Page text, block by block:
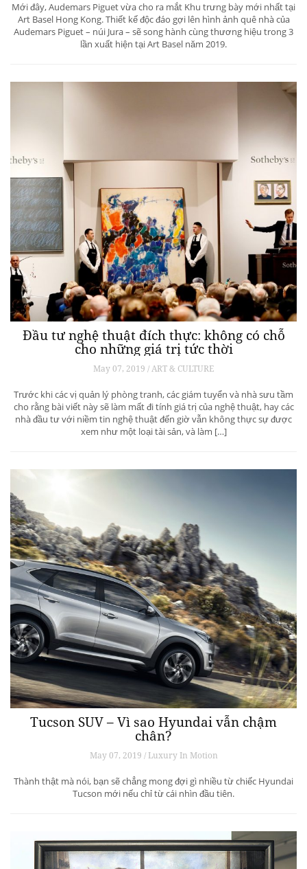
Mới đây, Audemars Piguet vừa cho ra mắt Khu trưng bày mới nhất tại
Art Basel Hong Kong. Thiết kế độc đáo gợi lên hình ảnh quê nhà của
Audemars Piguet – núi Jura – sẽ song hành cùng thương hiệu trong 3
lần xuất hiện tại Art Basel năm 2019.
Đầu tư nghệ thuật đích thực: không có chỗ
cho những giá trị tức thời
May 07, 2019 / ART & CULTURE
Trước khi các vị quản lý phòng tranh, các giám tuyển và nhà sưu tầm
cho rằng bài viết này sẽ làm mất đi tính giá trị của nghệ thuật, hay các
nhà đầu tư với niềm tin nghệ thuật đến giờ vẫn không thực sự được
xem như một loại tài sản, và làm […]
Tucson SUV – Vì sao Hyundai vẫn chậm
chân?
May 07, 2019 / Luxury In Motion
Thành thật mà nói, bạn sẽ chẳng mong đợi gì nhiều từ chiếc Hyundai
Tucson mới nếu chỉ từ cái nhìn đầu tiên.